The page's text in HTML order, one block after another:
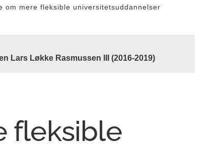
om mere fleksible universitetsuddannelser
Lars Løkke Rasmussen III (2016-2019)
fleksible